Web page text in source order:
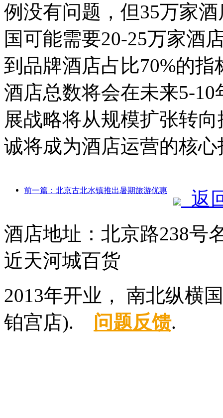
例没有问题，但35万家
国可能需要20-25万家酒
到品牌酒店占比70%的
酒店总数将会在未来5-
展战略将从规模扩张转
诚将成为酒店运营的核心
前一篇：北京古北水镇推出暑期旅游优惠
返
酒店地址：北京路238号
近天河城百货
2013年开业， 南北纵横
铂宫店). 问题反馈.